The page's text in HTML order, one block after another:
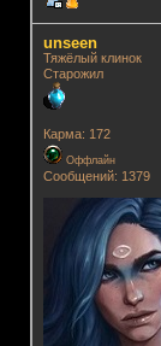
unseen
Тяжёлый клинок
Старожил
Карма: 172
Оффлайн
Сообщений: 1379